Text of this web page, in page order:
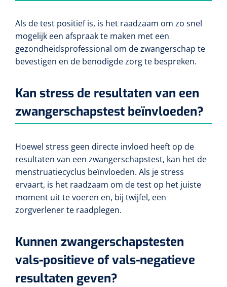
Als de test positief is, is het raadzaam om zo snel
mogelijk een afspraak te maken met een
gezondheidsprofessional om de zwangerschap te
bevestigen en de benodigde zorg te bespreken.
Kan stress de resultaten van een
zwangerschapstest beïnvloeden?
Hoewel stress geen directe invloed heeft op de
resultaten van een zwangerschapstest, kan het de
menstruatiecyclus beïnvloeden. Als je stress
ervaart, is het raadzaam om de test op het juiste
moment uit te voeren en, bij twijfel, een
zorgverlener te raadplegen.
Kunnen zwangerschapstesten
vals-positieve of vals-negatieve
resultaten geven?